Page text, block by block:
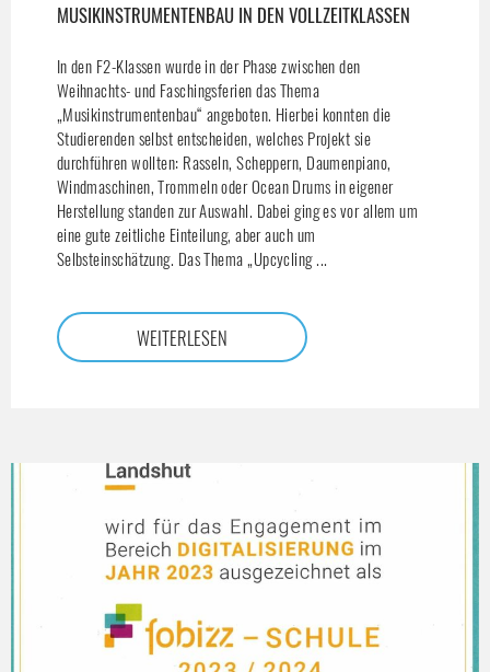
MUSIKINSTRUMENTENBAU IN DEN VOLLZEITKLASSEN
In den F2-Klassen wurde in der Phase zwischen den
Weihnachts- und Faschingsferien das Thema
„Musikinstrumentenbau“ angeboten. Hierbei konnten die
Studierenden selbst entscheiden, welches Projekt sie
durchführen wollten: Rasseln, Scheppern, Daumenpiano,
Windmaschinen, Trommeln oder Ocean Drums in eigener
Herstellung standen zur Auswahl. Dabei ging es vor allem um
eine gute zeitliche Einteilung, aber auch um
Selbsteinschätzung. Das Thema „Upcycling ...
WEITERLESEN